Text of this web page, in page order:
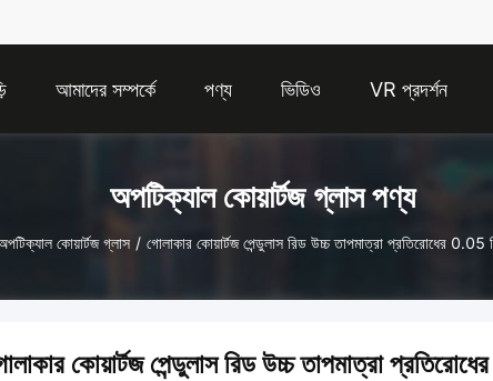
আমাদের সম্পর্কে পণ্য ভিডিও VR প্রদর্শন
অপটিক্যাল কোয়ার্টজ গ্লাস পণ্য
কোয়ার্টজ গ্লাস / গোলাকার কোয়ার্টজ পেন্ডুলাস রিড উচ্চ তাপমাত্রা প্রতিরোধের 0.05
কোয়ার্টজ পেন্ডুলাস রিড উচ্চ তাপমাত্রা